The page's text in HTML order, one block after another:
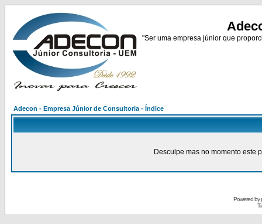
"Ser uma empresa júnior que
Adecon - Empresa Júnior de Consultoria - Índice
Desculpe mas no momento este
Powered by